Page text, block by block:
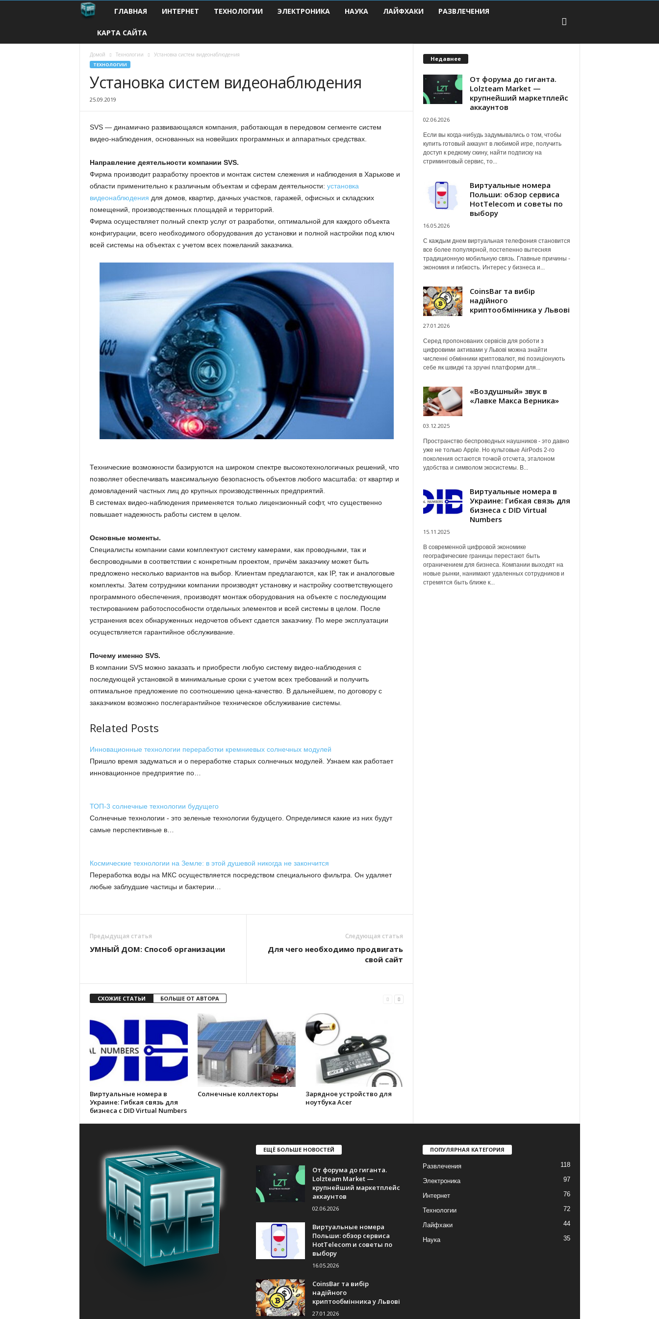
о
в
е
е
н
н
т
о
л
г
ГЛАВНАЯ ИНТЕРНЕТ ТЕХНОЛОГИИ ЭЛЕКТРОНИКА НАУКА ЛАЙФХАКИ РАЗВЛЕЧЕНИЯ
КАРТА САЙТА
Домой Технологии Установка систем видеонаблюдения
ТЕХНОЛОГИИ
Установка систем видеонаблюдения
25.09.2019
SVS — динамично развивающаяся компания, работающая в передовом сегменте систем
видео-наблюдения, основанных на новейших программных и аппаратных средствах.
Направление деятельности компании SVS.
Фирма производит разработку проектов и монтаж систем слежения и наблюдения в Харькове и
области применительно к различным объектам и сферам деятельности: установка
видеонаблюдения для домов, квартир, дачных участков, гаражей, офисных и складских
помещений, производственных площадей и территорий.
Фирма осуществляет полный спектр услуг от разработки, оптимальной для каждого объекта
конфигурации, всего необходимого оборудования до установки и полной настройки под ключ
всей системы на объектах с учетом всех пожеланий заказчика.
Технические возможности базируются на широком спектре высокотехнологичных решений, что
позволяет обеспечивать максимальную безопасность объектов любого масштаба: от квартир и
домовладений частных лиц до крупных производственных предприятий.
В системах видео-наблюдения применяется только лицензионный софт, что существенно
повышает надежность работы систем в целом.
Основные моменты.
Специалисты компании сами комплектуют систему камерами, как проводными, так и
беспроводными в соответствии с конкретным проектом, причём заказчику может быть
предложено несколько вариантов на выбор. Клиентам предлагаются, как IP, так и аналоговые
комплекты. Затем сотрудники компании производят установку и настройку соответствующего
программного обеспечения, производят монтаж оборудования на объекте с последующим
тестированием работоспособности отдельных элементов и всей системы в целом. После
устранения всех обнаруженных недочетов объект сдается заказчику. По мере эксплуатации
осуществляется гарантийное обслуживание.
Почему именно SVS.
В компании SVS можно заказать и приобрести любую систему видео-наблюдения с
последующей установкой в минимальные сроки с учетом всех требований и получить
оптимальное предложение по соотношению цена-качество. В дальнейшем, по договору с
заказчиком возможно послегарантийное техническое обслуживание системы.
Related Posts
Инновационные технологии переработки кремниевых солнечных модулей
Пришло время задуматься и о переработке старых солнечных модулей. Узнаем как работает
инновационное предприятие по…
ТОП-3 солнечные технологии будущего
Солнечные технологии - это зеленые технологии будущего. Определимся какие из них будут
самые перспективные в…
Космические технологии на Земле: в этой душевой никогда не закончится
Переработка воды на МКС осуществляется посредством специального фильтра. Он удаляет
любые заблудшие частицы и бактерии…
Предыдущая статья
УМНЫЙ ДОМ: Способ организации
Следующая статья
Для чего необходимо продвигать
свой сайт
СХОЖИЕ СТАТЬИ БОЛЬШЕ ОТ АВТОРА
Виртуальные номера в
Украине: Гибкая связь для
бизнеса с DID Virtual Numbers
Солнечные коллекторы
Зарядное устройство для
ноутбука Acer
Недавнее
От форума до гиганта.
Lolzteam Market —
крупнейший маркетплейс
аккаунтов
02.06.2026
Если вы когда-нибудь задумывались о том, чтобы
купить готовый аккаунт в любимой игре, получить
доступ к редкому скину, найти подписку на
стриминговый сервис, то...
Виртуальные номера
Польши: обзор сервиса
HotTelecom и советы по
выбору
16.05.2026
С каждым днем виртуальная телефония становится
все более популярной, постепенно вытесняя
традиционную мобильную связь. Главные причины -
экономия и гибкость. Интерес у бизнеса и...
CoinsBar та вибір
надійного
криптообмінника у Львові
27.01.2026
Серед пропонованих сервісів для роботи з
цифровими активами у Львові можна знайти
численні обмінники криптовалют, які позиціонують
себе як швидкі та зручні платформи для...
«Воздушный» звук в
«Лавке Макса Верника»
03.12.2025
Пространство беспроводных наушников - это давно
уже не только Apple. Но культовые AirPods 2-го
поколения остаются точкой отсчета, эталоном
удобства и символом экосистемы. В...
Виртуальные номера в
Украине: Гибкая связь для
бизнеса с DID Virtual
Numbers
15.11.2025
В современной цифровой экономике
географические границы перестают быть
ограничением для бизнеса. Компании выходят на
новые рынки, нанимают удаленных сотрудников и
стремятся быть ближе к...
ЕЩЁ БОЛЬШЕ НОВОСТЕЙ
От форума до гиганта.
Lolzteam Market —
крупнейший маркетплейс
аккаунтов
02.06.2026
Виртуальные номера
Польши: обзор сервиса
HotTelecom и советы по
выбору
16.05.2026
CoinsBar та вибір
надійного
криптообмінника у Львові
27.01.2026
ПОПУЛЯРНАЯ КАТЕГОРИЯ
Развлечения 118
Электроника 97
Интернет 76
Технологии 72
Лайфхаки 44
Наука 35